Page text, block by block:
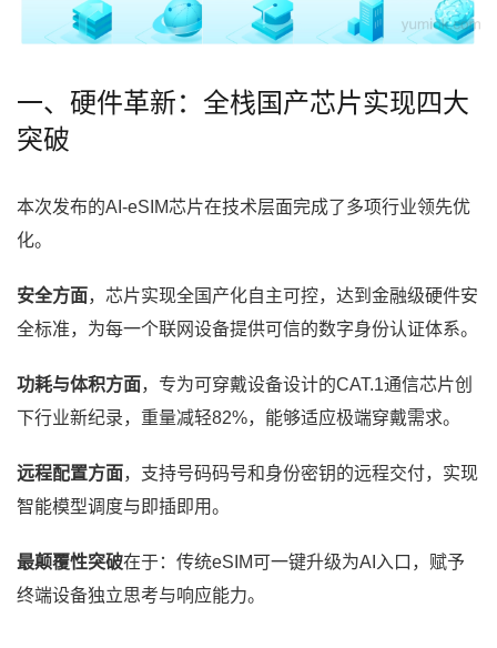
一、硬件革新：全栈国产芯片实现四大
突破
本次发布的AI-eSIM芯片在技术层面完成了多项行业领先优
化。
安全方面，芯片实现全国产化自主可控，达到金融级硬件安
全标准，为每一个联网设备提供可信的数字身份认证体系。
功耗与体积方面，专为可穿戴设备设计的CAT.1通信芯片创
下行业新纪录，重量减轻82%，能够适应极端穿戴需求。
远程配置方面，支持号码码号和身份密钥的远程交付，实现
智能模型调度与即插即用。
最颠覆性突破在于：传统eSIM可一键升级为AI入口，赋予
终端设备独立思考与响应能力。